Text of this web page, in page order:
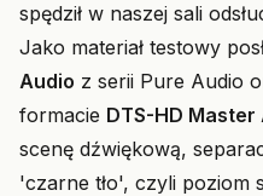
spędził w naszej sali
Jako materiał testowy
Audio z serii Pure Audio
formacie DTS-HD Master
scenę dźwiękową,
'czarne tło', czyli poziom